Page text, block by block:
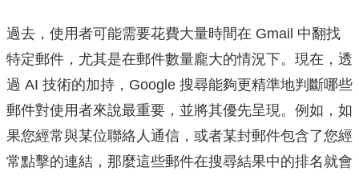
過去，使用者可能需要花費大量時間在 Gmail 中翻找
特定郵件，尤其是在郵件數量龐大的情況下。現在，透
過 AI 技術的加持，Google 搜尋能夠更精準地判斷哪些
郵件對使用者來說最重要，並將其優先呈現。例如，如
果您經常與某位聯絡人通信，或者某封郵件包含了您經
常點擊的連結，那麼這些郵件在搜尋結果中的排名就會